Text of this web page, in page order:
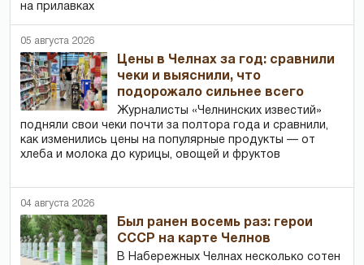
на прилавках
05 августа 2026
Цены в Челнах за год: сравнили
чеки и выяснили, что
подорожало сильнее всего
Журналисты «Челнинских известий»
подняли свои чеки почти за полтора года и сравнили,
как изменились цены на популярные продукты — от
хлеба и молока до курицы, овощей и фруктов
04 августа 2026
Был ранен восемь раз: герои
СССР на карте Челнов
В Набережных Челнах несколько сотен